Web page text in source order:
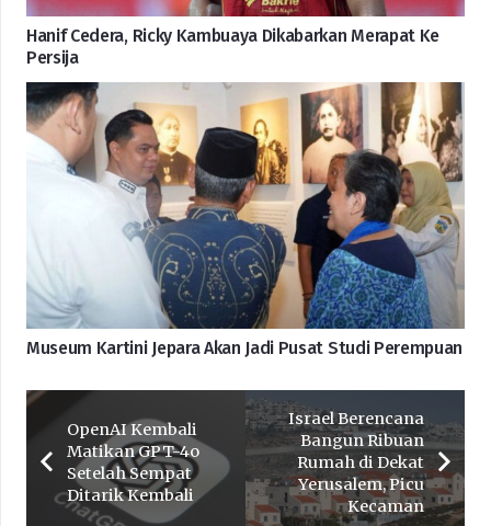
Hanif Cedera, Ricky Kambuaya Dikabarkan Merapat Ke
Persija
Museum Kartini Jepara Akan Jadi Pusat Studi Perempuan
OpenAI Kembali
Matikan GPT-4o
Setelah Sempat
Ditarik Kembali
Israel Berencana
Bangun Ribuan
Rumah di Dekat
Yerusalem, Picu
Kecaman